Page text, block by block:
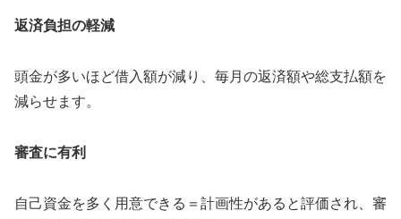
返済負担の軽減
頭金が多いほど借入額が減り、毎月の返済額や総支払額を
減らせます。
審査に有利
自己資金を多く用意できる＝計画性があると評価され、審